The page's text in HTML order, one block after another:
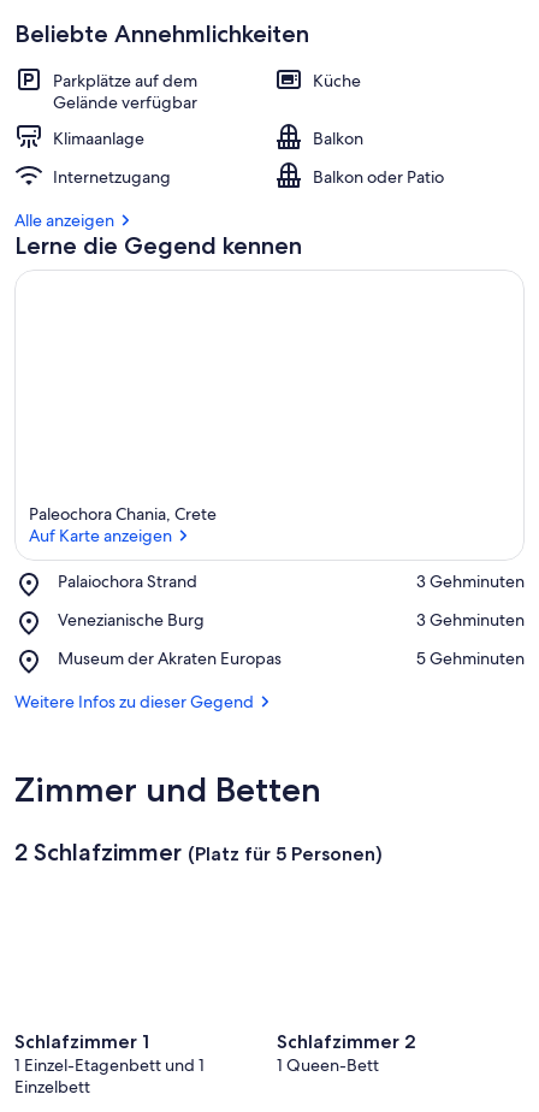
Beliebte Annehmlichkeiten
Parkplätze auf dem
Gelände verfügbar
Küche
Klimaanlage
Balkon
Internetzugang
Balkon oder Patio
Alle anzeigen
Lerne die Gegend kennen
Paleochora Chania, Crete
Auf Karte anzeigen
Palaiochora Strand
Place,
Strand
‪3 Gehminuten‬
Venezianische Burg
Place,
Burg
‪3 Gehminuten‬
Museum der Akraten Europas
Place,
der
‪5 Gehminuten‬
Weitere Infos zu dieser Gegend
Zimmer und Betten
2 Schlafzimmer (Platz für 5 Personen)
Schlafzimmer 1
1 Einzel-Etagenbett und 1
Einzelbett
Schlafzimmer 2
1 Queen-Bett